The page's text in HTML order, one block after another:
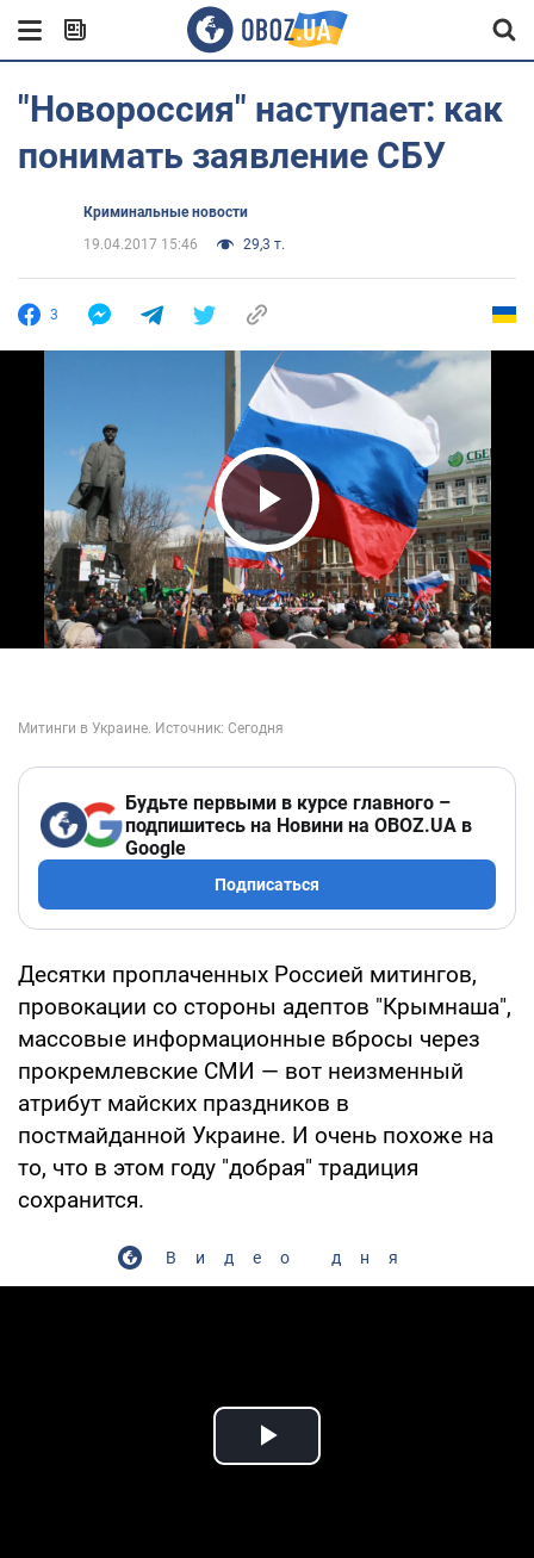
"Новороссия" наступает: как
понимать заявление СБУ
Криминальные новости
19.04.2017 15:46
29,3 т.
3
Play Video
Будьте первыми в курсе главного –
подпишитесь на Новини на OBOZ.UA в
Google
Подписаться
Десятки проплаченных Россией митингов,
провокации со стороны адептов "Крымнаша",
массовые информационные вбросы через
прокремлевские СМИ — вот неизменный
атрибут майских праздников в
постмайданной Украине. И очень похоже на
то, что в этом году "добрая" традиция
сохранится.
Видео дня
Play Video